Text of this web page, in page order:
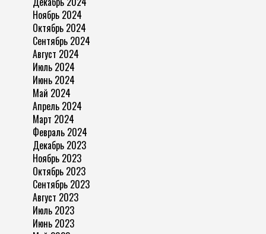
Ноябрь 2024
Октябрь 2024
Сентябрь 2024
Август 2024
Июль 2024
Июнь 2024
Май 2024
Апрель 2024
Март 2024
Февраль 2024
Декабрь 2023
Ноябрь 2023
Октябрь 2023
Сентябрь 2023
Август 2023
Июль 2023
Июнь 2023